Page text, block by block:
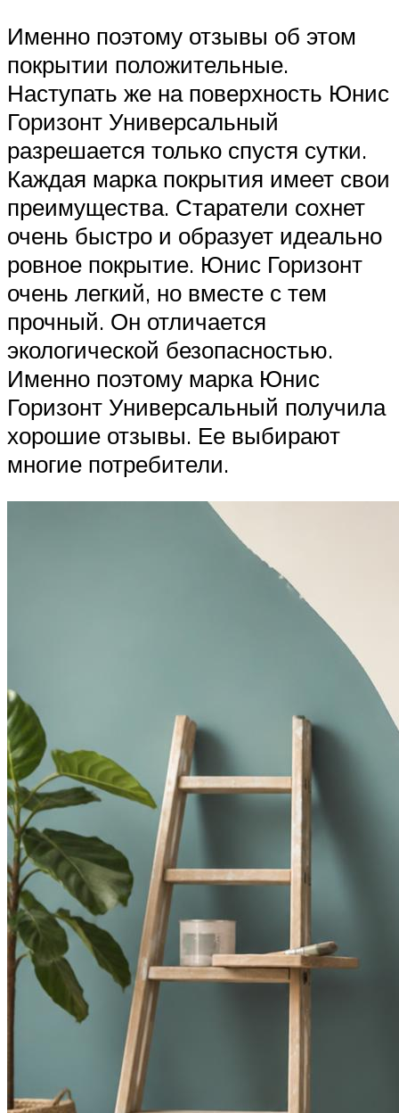
Именно поэтому отзывы об этом
покрытии положительные.
Наступать же на поверхность Юнис
Горизонт Универсальный
разрешается только спустя сутки.
Каждая марка покрытия имеет свои
преимущества. Старатели сохнет
очень быстро и образует идеально
ровное покрытие. Юнис Горизонт
очень легкий, но вместе с тем
прочный. Он отличается
экологической безопасностью.
Именно поэтому марка Юнис
Горизонт Универсальный получила
хорошие отзывы. Ее выбирают
многие потребители.